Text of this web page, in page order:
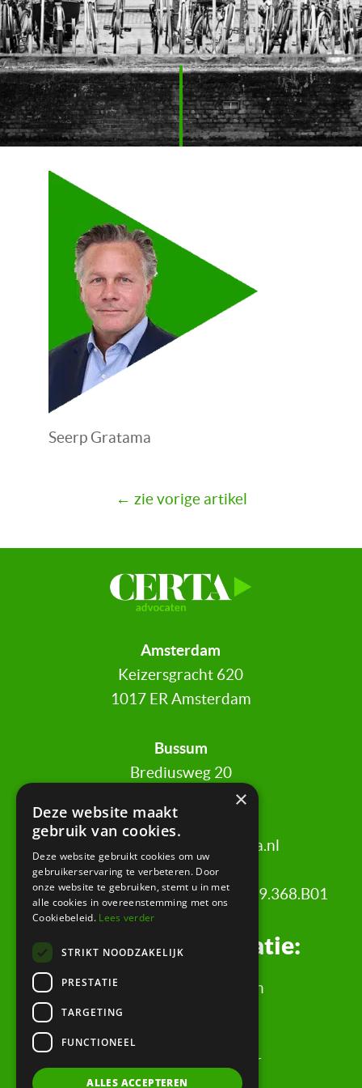
Seerp Gratama
← zie vorige artikel
Amsterdam
Keizersgracht 620
1017 ER Amsterdam
Bussum
Brediusweg 20
1401 AG Bussum
info@certa.nl
KvK: 34342484 | BTW nr: 8208.79.368.B01
Juridische informatie:
Algemene Voorwaarden
Privacyverklaring
Rechtsgebiedenregister
×
Deze website maakt
gebruik van cookies.
Deze website gebruikt cookies om uw
gebruikerservaring te verbeteren. Door
onze website te gebruiken, stemt u in met
alle cookies in overeenstemming met ons
Cookiebeleid. Lees verder
STRIKT NOODZAKELIJK
PRESTATIE
TARGETING
FUNCTIONEEL
ALLES ACCEPTEREN